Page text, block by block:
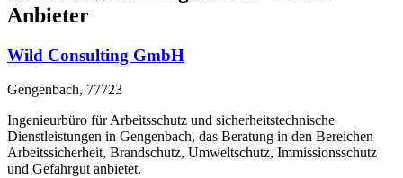
Anbieter
Wild Consulting GmbH
Gengenbach, 77723
Ingenieurbüro für Arbeitsschutz und sicherheitstechnische
Dienstleistungen in Gengenbach, das Beratung in den Bereichen
Arbeitssicherheit, Brandschutz, Umweltschutz, Immissionsschutz
und Gefahrgut anbietet.